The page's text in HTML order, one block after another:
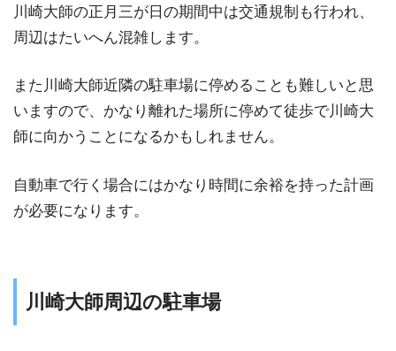
川崎大師の正月三が日の期間中は交通規制も行われ、
周辺はたいへん混雑します。
また川崎大師近隣の駐車場に停めることも難しいと思
いますので、かなり離れた場所に停めて徒歩で川崎大
師に向かうことになるかもしれません。
自動車で行く場合にはかなり時間に余裕を持った計画
が必要になります。
川崎大師周辺の駐車場